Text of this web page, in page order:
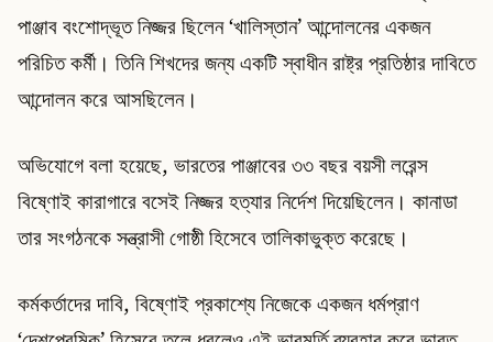
পাঞ্জাব বংশোদ্ভূত নিজ্জর ছিলেন ‘খালিস্তান’ আন্দোলনের একজন
পরিচিত কর্মী। তিনি শিখদের জন্য একটি স্বাধীন রাষ্ট্র প্রতিষ্ঠার দাবিতে
আন্দোলন করে আসছিলেন।
অভিযোগে বলা হয়েছে, ভারতের পাঞ্জাবের ৩৩ বছর বয়সী লরেন্স
বিষ্ণোই কারাগারে বসেই নিজ্জর হত্যার নির্দেশ দিয়েছিলেন। কানাডা
তার সংগঠনকে সন্ত্রাসী গোষ্ঠী হিসেবে তালিকাভুক্ত করেছে।
কর্মকর্তাদের দাবি, বিষ্ণোই প্রকাশ্যে নিজেকে একজন ধর্মপ্রাণ